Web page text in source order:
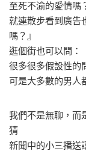
至死不渝的愛情嗎
就連散步看到廣告
嗎？』
逛個街也可以問：
很多很多假設性的
可是大多數的男人
我們不是無聊，而
猜
新聞中的小三播送